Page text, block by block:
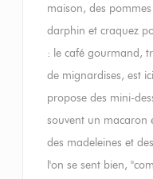
maison, des
darphin et craquez
: le café gourmand,
de mignardises, est
propose des mini-
souvent un macaron
des madeleines et
l'on se sent bien,